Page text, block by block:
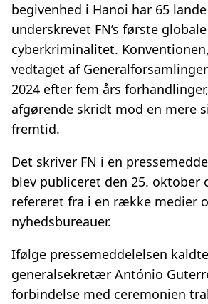
begivenhed i Hanoi har 65 lande
underskrevet FN’s første
cyberkriminalitet.
vedtaget af
2024 efter fem års
afgørende skridt mod en mere
fremtid.
Det skriver FN i en
blev publiceret den 25. oktober
refereret fra i en række medier
nyhedsbureauer.
Ifølge pressemeddelelsen kaldte
generalsekretær António
forbindelse med ceremonien